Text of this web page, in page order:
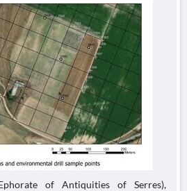
of Antiquities of Serres),